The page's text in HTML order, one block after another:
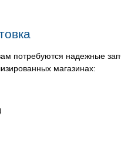
потребуются надежные
магазинах: